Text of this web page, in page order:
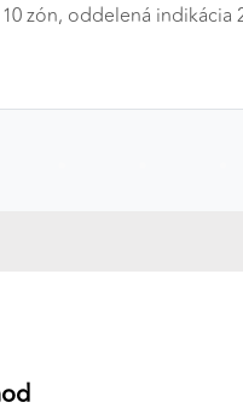
zón, oddelená